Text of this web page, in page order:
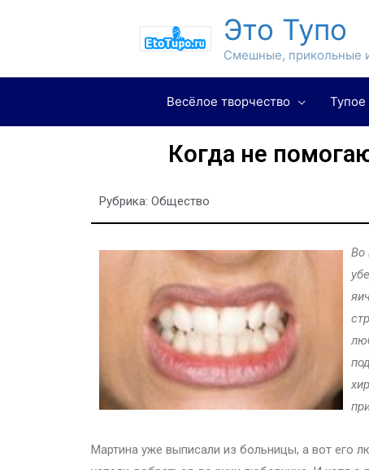
Это Тупо
Смешные, прикольные
Весёлое творчество Тупое
Когда не
Рубрика: Общество
Во
Мартина уже выписали из больницы, а вот его